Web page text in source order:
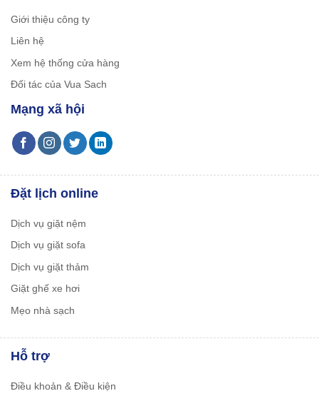
Giới thiệu công ty
Liên hệ
Xem hệ thống cửa hàng
Đối tác của Vua Sach
Mạng xã hội
Đặt lịch online
Dịch vụ giặt nệm
Dịch vụ giặt sofa
Dịch vụ giặt thảm
Giặt ghế xe hơi
Mẹo nhà sạch
Hỗ trợ
Điều khoản & Điều kiện